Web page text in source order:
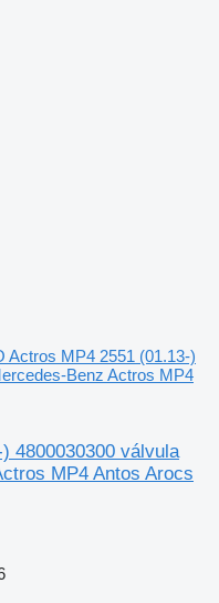
Actros MP4 2551 (01.13-)
Benz Actros MP4
4800030300 válvula
MP4 Antos Arocs